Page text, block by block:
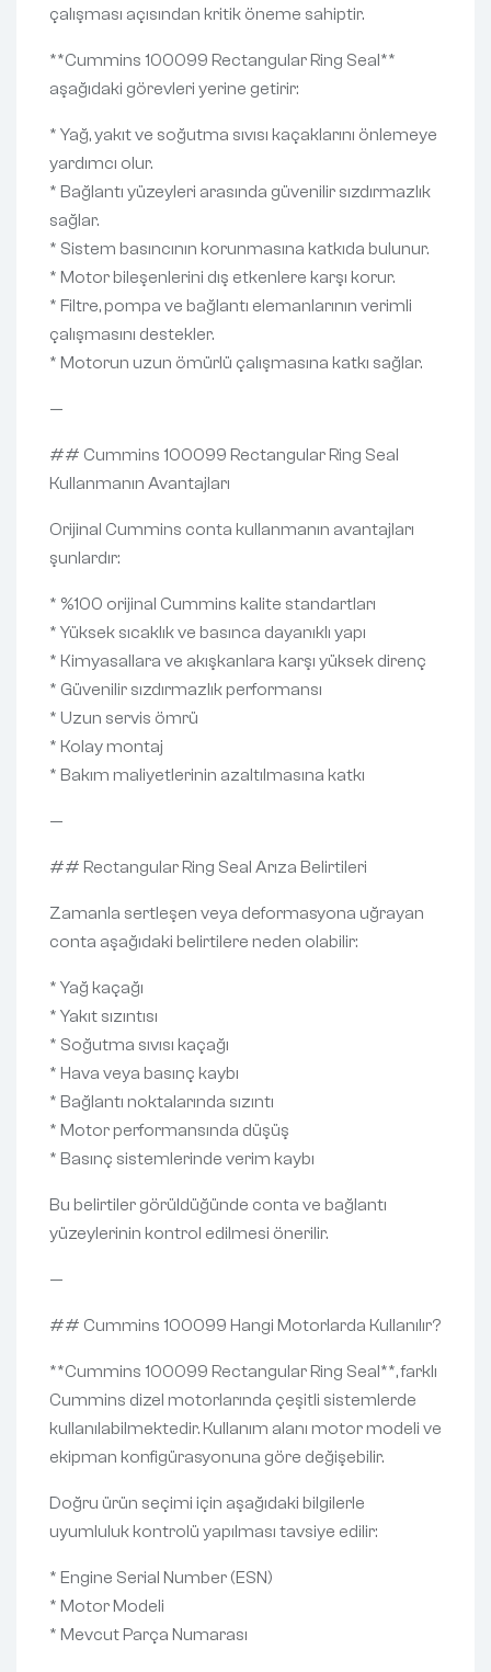
çalışması açısından kritik öneme sahiptir.
**Cummins 100099 Rectangular Ring Seal**
aşağıdaki görevleri yerine getirir:
* Yağ, yakıt ve soğutma sıvısı kaçaklarını önlemeye
yardımcı olur.
* Bağlantı yüzeyleri arasında güvenilir sızdırmazlık
sağlar.
* Sistem basıncının korunmasına katkıda bulunur.
* Motor bileşenlerini dış etkenlere karşı korur.
* Filtre, pompa ve bağlantı elemanlarının verimli
çalışmasını destekler.
* Motorun uzun ömürlü çalışmasına katkı sağlar.
—
## Cummins 100099 Rectangular Ring Seal
Kullanmanın Avantajları
Orijinal Cummins conta kullanmanın avantajları
şunlardır:
* %100 orijinal Cummins kalite standartları
* Yüksek sıcaklık ve basınca dayanıklı yapı
* Kimyasallara ve akışkanlara karşı yüksek direnç
* Güvenilir sızdırmazlık performansı
* Uzun servis ömrü
* Kolay montaj
* Bakım maliyetlerinin azaltılmasına katkı
—
## Rectangular Ring Seal Arıza Belirtileri
Zamanla sertleşen veya deformasyona uğrayan
conta aşağıdaki belirtilere neden olabilir:
* Yağ kaçağı
* Yakıt sızıntısı
* Soğutma sıvısı kaçağı
* Hava veya basınç kaybı
* Bağlantı noktalarında sızıntı
* Motor performansında düşüş
* Basınç sistemlerinde verim kaybı
Bu belirtiler görüldüğünde conta ve bağlantı
yüzeylerinin kontrol edilmesi önerilir.
—
## Cummins 100099 Hangi Motorlarda Kullanılır?
**Cummins 100099 Rectangular Ring Seal**, farklı
Cummins dizel motorlarında çeşitli sistemlerde
kullanılabilmektedir. Kullanım alanı motor modeli ve
ekipman konfigürasyonuna göre değişebilir.
Doğru ürün seçimi için aşağıdaki bilgilerle
uyumluluk kontrolü yapılması tavsiye edilir:
* Engine Serial Number (ESN)
* Motor Modeli
* Mevcut Parça Numarası